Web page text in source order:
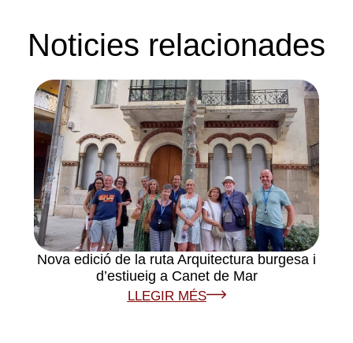
Noticies relacionades
Nova edició de la ruta Arquitectura burgesa i
d’estiueig a Canet de Mar
LLEGIR MÉS